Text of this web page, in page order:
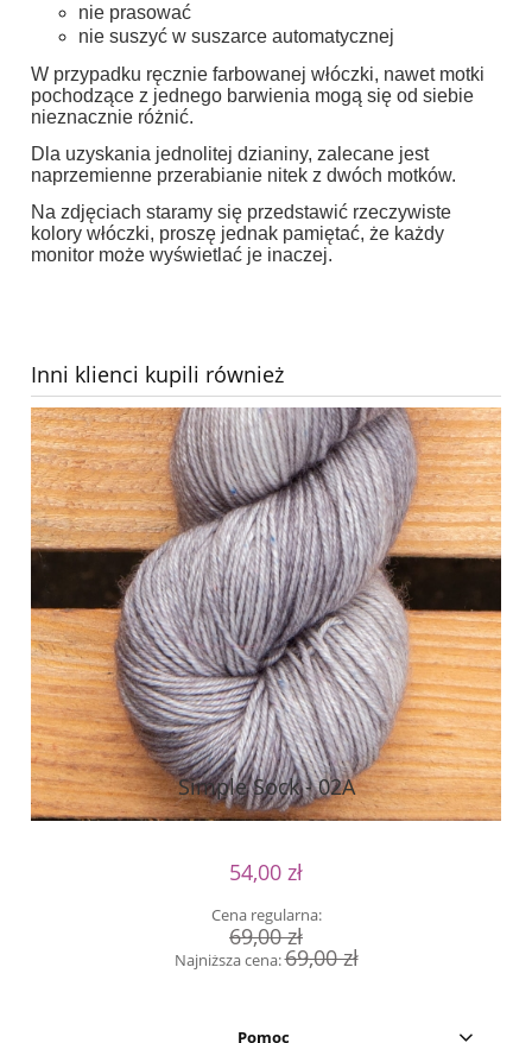
nie prasować
nie suszyć w suszarce automatycznej
W przypadku ręcznie farbowanej włóczki, nawet motki
pochodzące z jednego barwienia mogą się od siebie
nieznacznie różnić.
Dla uzyskania jednolitej dzianiny, zalecane jest
naprzemienne przerabianie nitek z dwóch motków.
Na zdjęciach staramy się przedstawić rzeczywiste
kolory włóczki, proszę jednak pamiętać, że każdy
monitor może wyświetlać je inaczej.
Inni klienci kupili również
Simple Sock - 02A
54,00 zł
Cena regularna:
69,00 zł
Najniższa cena:69,00 zł
Pomoc